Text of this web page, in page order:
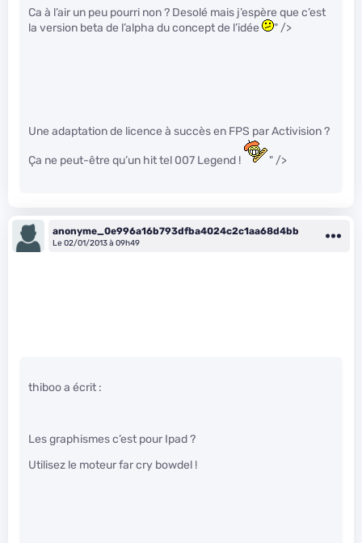
Ca à l’air un peu pourri non ? Desolé mais j’espère que c’est
la version beta de l’alpha du concept de l’idée
" />
Une adaptation de licence à succès en FPS par Activision ?
Ça ne peut-être qu’un hit tel 007 Legend ! " />
anonyme_0e996a16b793dfba4024c2c1aa68d4bb
Le 02/01/2013 à 09h49
thiboo a écrit :
Les graphismes c’est pour Ipad ?
Utilisez le moteur far cry bowdel !